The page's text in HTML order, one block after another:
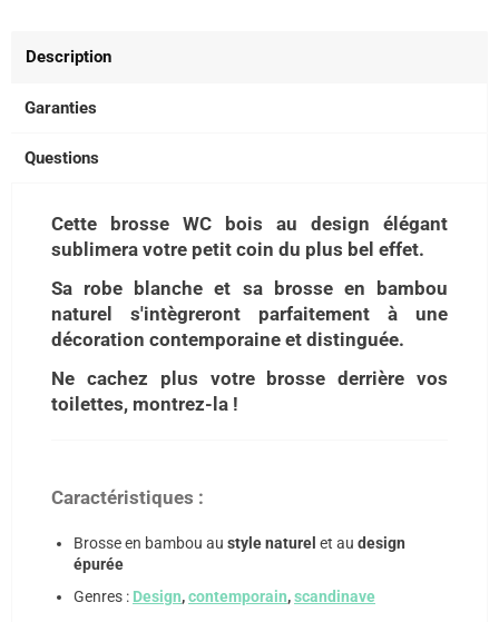
Description
Garanties
Questions
Cette brosse WC bois au design élégant
sublimera votre petit coin du plus bel effet.
Sa robe blanche et sa brosse en bambou
naturel s'intègreront parfaitement à une
décoration contemporaine et distinguée.
Ne cachez plus votre brosse derrière vos
toilettes, montrez-la !
Caractéristiques :
Brosse en bambou au style naturel et au design
épurée
Genres : Design,contemporain,scandinave